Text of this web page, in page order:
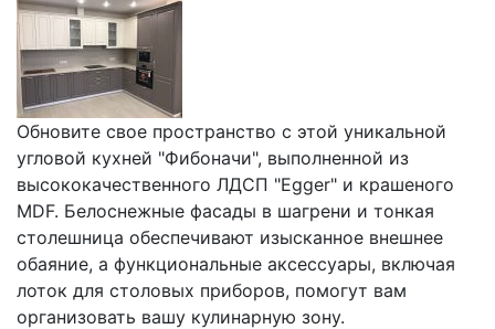
Обновите свое пространство с этой уникальной
угловой кухней "Фибоначи", выполненной из
высококачественного ЛДСП "Egger" и крашеного
MDF. Белоснежные фасады в шагрени и тонкая
столешница обеспечивают изысканное внешнее
обаяние, а функциональные аксессуары, включая
лоток для столовых приборов, помогут вам
организовать вашу кулинарную зону.